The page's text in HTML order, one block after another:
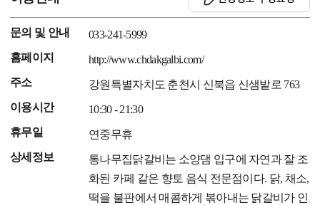
문의 및 안내
033-241-5999
홈페이지
http://www.chdakgalbi.com/
주소
강원특별자치도 춘천시 신북읍 신샘밭로 763
이용시간
10:30 - 21:30
휴무일
연중무휴
상세정보
통나무집닭갈비는 소양댐 입구에 자연과 잘 조
화된 카페 같은 향토 음식 전문점이다. 닭, 채소,
떡을 불판에서 매콤하게 볶아내는 닭갈비가 인